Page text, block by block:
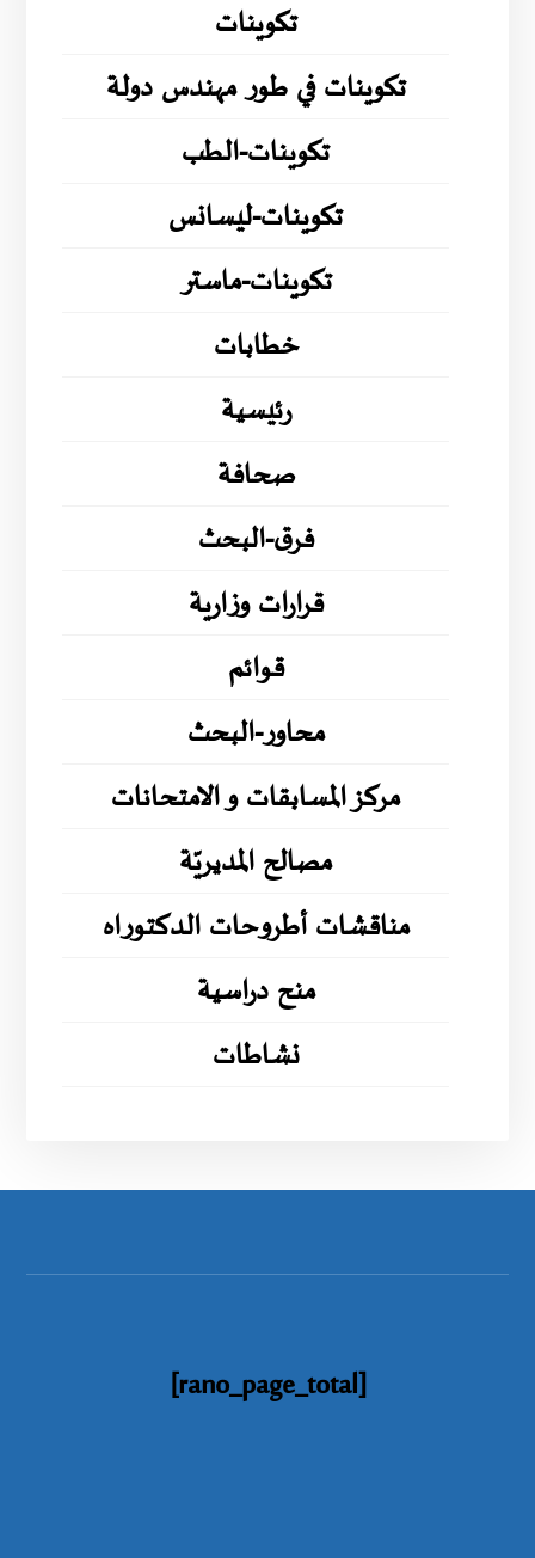
تكوينات
تكوينات في طور مهندس دولة
تكوينات-الطب
تكوينات-ليسانس
تكوينات-ماستر
خطابات
رئيسية
صحافة
فرق-البحث
قرارات وزارية
قوائم
محاور-البحث
مركز المسابقات و الامتحانات
مصالح المديريّة
مناقشات أطروحات الدكتوراه
منح دراسية
نشاطات
[rano_page_total]